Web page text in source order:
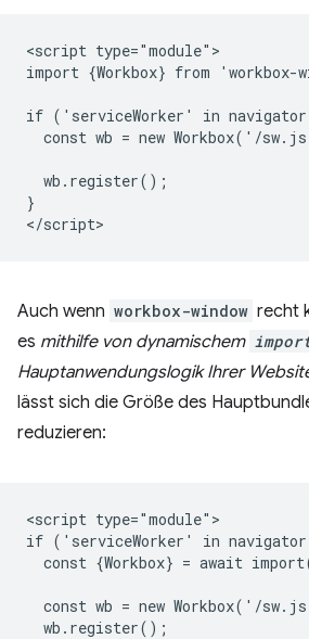
<script type="module">
import {Workbox} from 'workbox-
if ('serviceWorker' in
const wb = new Workbox('/
  wb.register();
}
Auch wenn workbox-window recht
es mithilfe von dynamischem
Hauptanwendungslogik Ihrer
lässt sich die Größe des
reduzieren:
<script type="module">
if ('serviceWorker' in
const {Workbox} = await
const wb = new Workbox('/
  wb.register();